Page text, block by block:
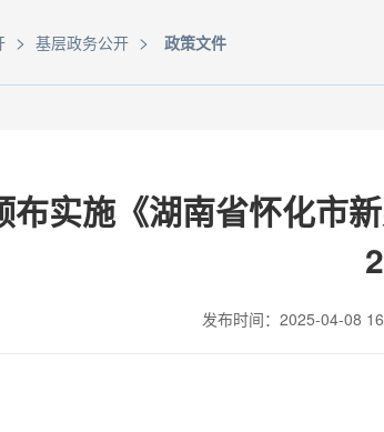
> 基层政务公开 > 政策文件
布实施《湖南省怀化市
发布时间：2025-04-08